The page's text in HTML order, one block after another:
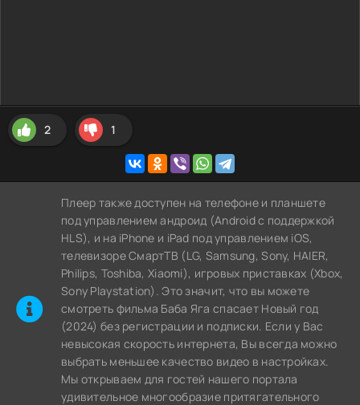
2 1
Плеер также доступен на телефоне и планшете
под управлением андроид (Android с поддержкой
HLS), и на iPhone и iPad под управлением iOS,
телевизоре СмартТВ (LG, Samsung, Sony, HAIER,
Philips, Toshiba, Xiaomi), игровых приставках (Xbox,
Sony Playstation). Это значит, что вы можете
cмотреть фильма Баба Яга спасает Новый год
(2024) без регистрации и подписки. Если у Вас
невысокая скорость интернета, Вы всегда можно
выбрать меньшее качество видео в настройках.
Мы открываем для гостей нашего портала
удивительное многообразие притягательного